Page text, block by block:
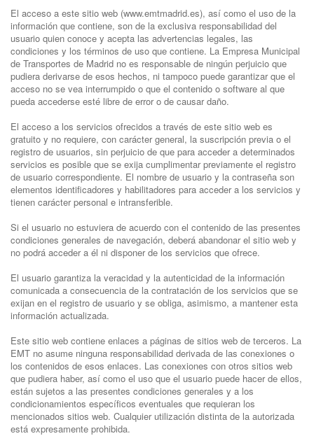
El acceso a este sitio web (www.emtmadrid.es), así como el uso de la
información que contiene, son de la exclusiva responsabilidad del
usuario quien conoce y acepta las advertencias legales, las
condiciones y los términos de uso que contiene. La Empresa Municipal
de Transportes de Madrid no es responsable de ningún perjuicio que
pudiera derivarse de esos hechos, ni tampoco puede garantizar que el
acceso no se vea interrumpido o que el contenido o software al que
pueda accederse esté libre de error o de causar daño.
El acceso a los servicios ofrecidos a través de este sitio web es
gratuito y no requiere, con carácter general, la suscripción previa o el
registro de usuarios, sin perjuicio de que para acceder a determinados
servicios es posible que se exija cumplimentar previamente el registro
de usuario correspondiente. El nombre de usuario y la contraseña son
elementos identificadores y habilitadores para acceder a los servicios y
tienen carácter personal e intransferible.
Si el usuario no estuviera de acuerdo con el contenido de las presentes
condiciones generales de navegación, deberá abandonar el sitio web y
no podrá acceder a él ni disponer de los servicios que ofrece.
El usuario garantiza la veracidad y la autenticidad de la información
comunicada a consecuencia de la contratación de los servicios que se
exijan en el registro de usuario y se obliga, asimismo, a mantener esta
información actualizada.
Este sitio web contiene enlaces a páginas de sitios web de terceros. La
EMT no asume ninguna responsabilidad derivada de las conexiones o
los contenidos de esos enlaces. Las conexiones con otros sitios web
que pudiera haber, así como el uso que el usuario puede hacer de ellos,
están sujetos a las presentes condiciones generales y a los
condicionamientos específicos eventuales que requieran los
mencionados sitios web. Cualquier utilización distinta de la autorizada
está expresamente prohibida.